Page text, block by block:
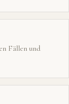
Fällen und